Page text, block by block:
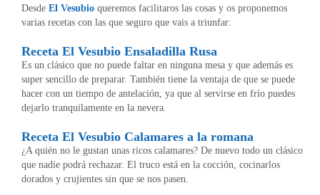
Desde El Vesubio queremos facilitaros las cosas y os proponemos
varias recetas con las que seguro que vais a triunfar:
Receta El Vesubio Ensaladilla Rusa
Es un clásico que no puede faltar en ninguna mesa y que además es
super sencillo de preparar. También tiene la ventaja de que se puede
hacer con un tiempo de antelación, ya que al servirse en frío puedes
dejarlo tranquilamente en la nevera.
Receta El Vesubio Calamares a la romana
¿A quién no le gustan unas ricos calamares? De nuevo todo un clásico
que nadie podrá rechazar. El truco está en la cocción, cocinarlos
dorados y crujientes sin que se nos pasen.